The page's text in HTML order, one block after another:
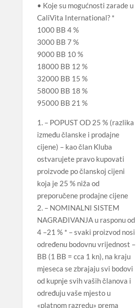
• Koje su mogućnosti zarade u
CaliVita International? *
1000 BB 4 %
3000 BB 7 %
9000 BB 10 %
18000 BB 12 %
32000 BB 15 %
58000 BB 18 %
95000 BB 21 %
1. – POPUST OD 25 % (razlika
između članske i prodajne
cijene) – kao član Kluba
ostvarujete pravo kupovati
proizvode po članskoj cijeni
koja je 25 % niža od
preporučene prodajne cijene
2. – NOMINALNI SISTEM
NAGRAĐIVANJA u rasponu od
4 –21 % * – svaki proizvod nosi
određenu bodovnu vrijednost –
BB (1 BB = cca 1 kn), na kraju
mjeseca se zbrajaju svi bodovi
od kupnje svih vaših članova i
određuju vaše mjesto u
«platnom razredu» prema